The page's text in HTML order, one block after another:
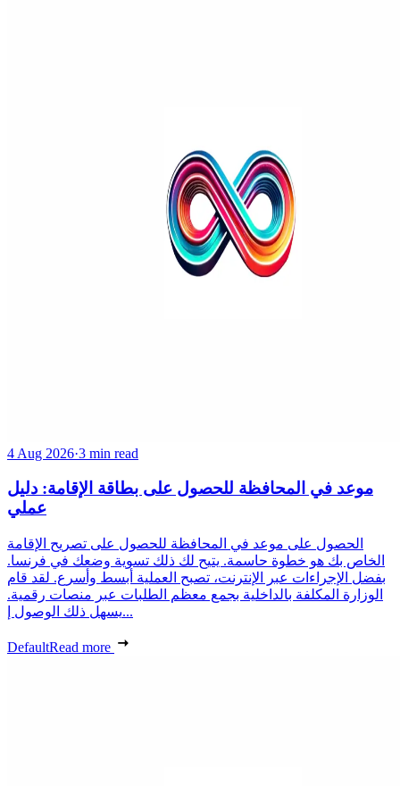
4 Aug 2026·3 min read
موعد في المحافظة للحصول على بطاقة الإقامة: دليل
عملي
الحصول على موعد في المحافظة للحصول على تصريح الإقامة
الخاص بك هو خطوة حاسمة. يتيح لك ذلك تسوية وضعك في فرنسا.
بفضل الإجراءات عبر الإنترنت، تصبح العملية أبسط وأسرع. لقد قام
الوزارة المكلفة بالداخلية بجمع معظم الطلبات عبر منصات رقمية.
يسهل ذلك الوصول إ...
DefaultRead more